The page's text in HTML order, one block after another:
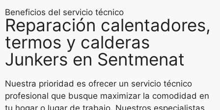
Beneficios del servicio técnico
Reparación calentadores,
termos y calderas
Junkers en Sentmenat
Nuestra prioridad es ofrecer un servicio técnico
profesional que busque maximizar la comodidad en